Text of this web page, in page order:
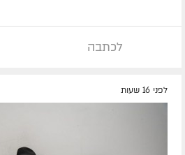
לכתבה
לפני 16 שעות